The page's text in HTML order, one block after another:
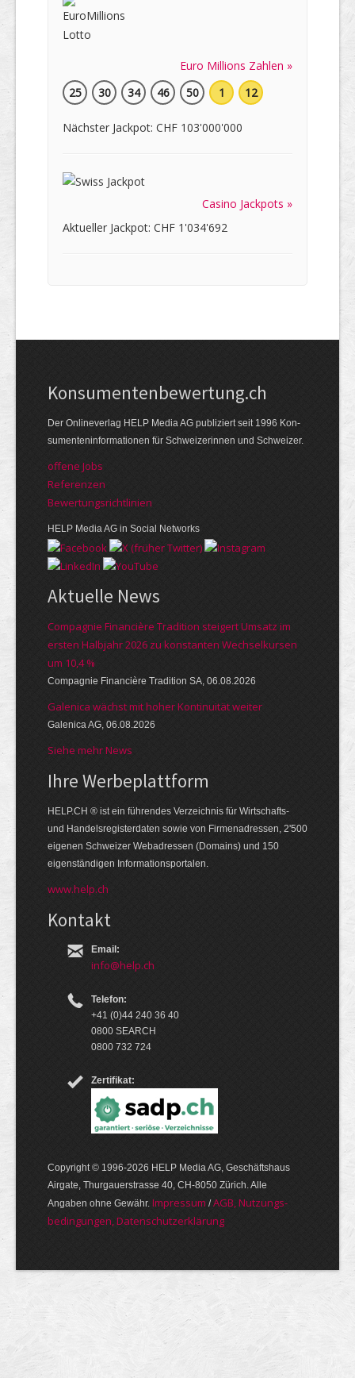
Euro Millions Zahlen »
25
30 34 46 50 1 12
Nächster Jackpot: CHF 103'000'000
Casino Jackpots »
Aktueller Jackpot: CHF 1'034'692
Kon­su­menten­be­wer­tung.ch
Der Online­verlag HELP Media AG publi­ziert seit 1996 Kon­
su­menten­infor­mationen für Schwei­zerinnen und Schweizer.
offene Jobs
Referenzen
Bewer­tungs­richt­linien
HELP Media AG in Social Networks
Aktuelle News
Compagnie Financière Tradition steigert Umsatz im
ersten Halbjahr 2026 zu konstanten Wechselkursen
um 10,4 %
Compagnie Financière Tradition SA, 06.08.2026
Galenica wächst mit hoher Kontinuität weiter
Galenica AG, 06.08.2026
Siehe mehr News
Ihre Werbe­platt­form
HELP.CH ® ist ein führendes Ver­zeich­nis für Wirt­schafts-
und Handels­register­daten so­wie von Firmen­adressen, 2'500
eige­nen Schweizer Web­adressen (Domains) und 150
eigen­ständigen Infor­mations­por­talen.
www.help.ch
Kontakt
Email:
info@help.ch
Telefon:
+41 (0)44 240 36 40
0800 SEARCH
0800 732 724
Zertifikat:
Copyright © 1996-2026 HELP Media AG, Geschäftshaus
Airgate, Thurgauer­strasse 40, CH-8050 Zürich. Alle
Angaben ohne Gewähr. Im­pres­sum /AGB, Nut­zungs­
bedin­gungen, Daten­schutz­er­klärung